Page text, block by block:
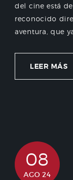
del cine está
reconocido
aventura, que
LEER MÁS
08
AGO 24